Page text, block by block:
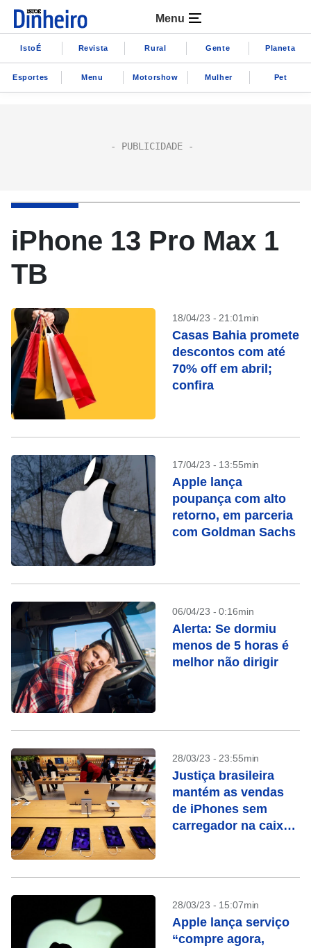
Menu
IstoÉ Revista Rural Gente Planeta
Esportes Menu Motorshow Mulher Pet
iPhone 13 Pro Max 1
TB
18/04/23 - 21:01min
Casas Bahia promete
descontos com até
70% off em abril;
confira
17/04/23 - 13:55min
Apple lança
poupança com alto
retorno, em parceria
com Goldman Sachs
06/04/23 - 0:16min
Alerta: Se dormiu
menos de 5 horas é
melhor não dirigir
28/03/23 - 23:55min
Justiça brasileira
mantém as vendas
de iPhones sem
carregador na caixa
28/03/23 - 15:07min
Apple lança serviço
“compre agora,